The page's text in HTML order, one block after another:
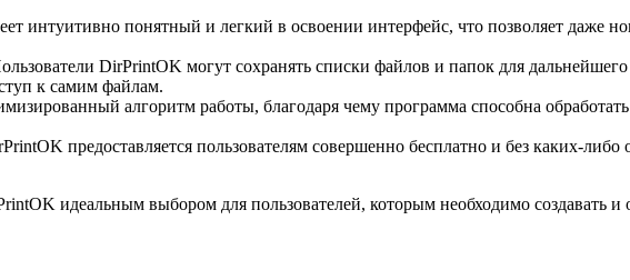
интуитивно понятный и легкий в освоении интерфейс, что позволяет даже
DirPrintOK могут сохранять списки файлов и папок для
к самим файлам.
алгоритм работы, благодаря чему программа способна
предоставляется пользователям совершенно бесплатно и без каких-
идеальным выбором для пользователей, которым необходимо создавать